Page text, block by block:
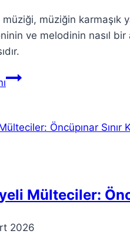
müziğin karmaşık
ve melodinin nasıl
Teoria
ve
ŞeyMülteciler:
2026